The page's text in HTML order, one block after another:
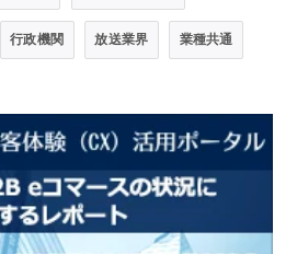
行政機関 放送業界 業種共通